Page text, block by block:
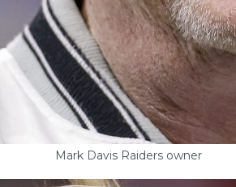
Mark Davis Raiders owner